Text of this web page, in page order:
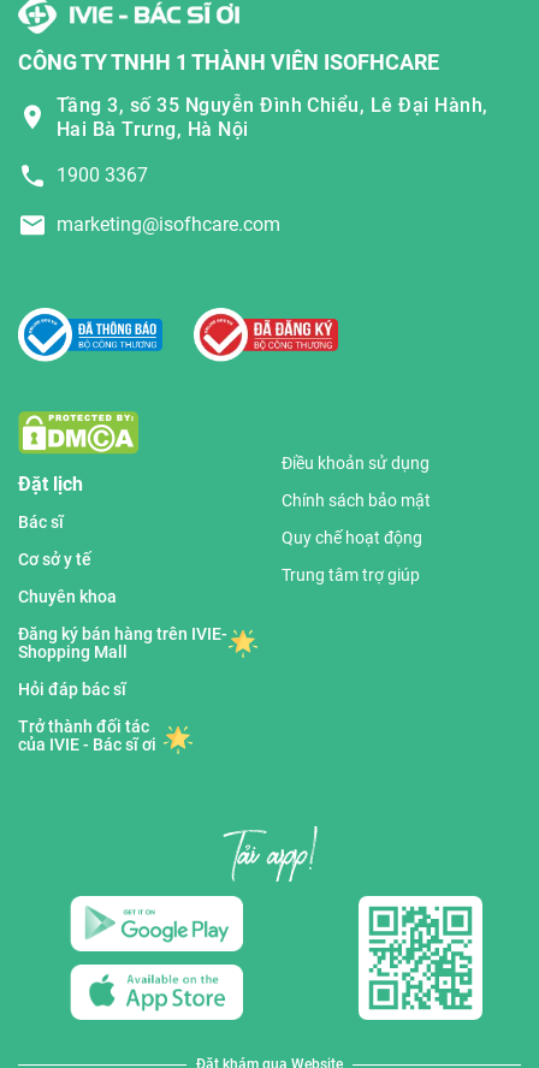
CÔNG TY TNHH 1 THÀNH VIÊN ISOFHCARE
Tầng 3, số 35 Nguyễn Đình Chiểu, Lê Đại Hành,
Hai Bà Trưng, Hà Nội
1900 3367
marketing@isofhcare.com
Đặt lịch
Bác sĩ
Cơ sở y tế
Chuyên khoa
Đăng ký bán hàng trên IVIE-
Shopping Mall
Hỏi đáp bác sĩ
Trở thành đối tác
của IVIE - Bác sĩ ơi
Điều khoản sử dụng
Chính sách bảo mật
Quy chế hoạt động
Trung tâm trợ giúp
Đặt khám qua Website